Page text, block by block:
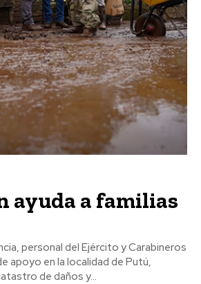
ayuda a familias
personal del Ejército y Carabineros
apoyo en la localidad de Putú,
de daños y...